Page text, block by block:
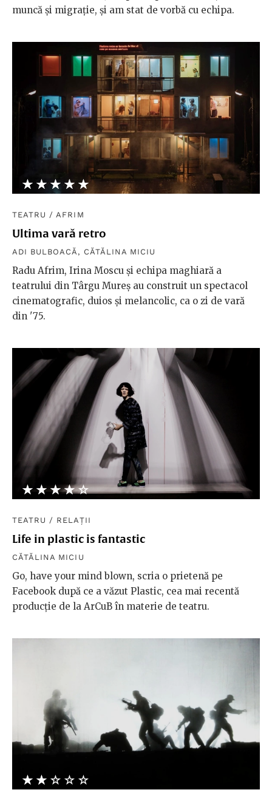
muncă și migrație, și am stat de vorbă cu echipa.
★★★★★
☆☆☆☆☆
TEATRU / AFRIM
Ultima vară retro
ADI BULBOACĂ , CĂTĂLINA MICIU
Radu Afrim, Irina Moscu și echipa maghiară a
teatrului din Târgu Mureș au construit un spectacol
cinematografic, duios și melancolic, ca o zi de vară
din '75.
★★★★★
☆☆☆☆☆
TEATRU / RELAȚII
Life in plastic is fantastic
CĂTĂLINA MICIU
Go, have your mind blown, scria o prietenă pe
Facebook după ce a văzut Plastic, cea mai recentă
producție de la ArCuB în materie de teatru.
★★★★★
☆☆☆☆☆